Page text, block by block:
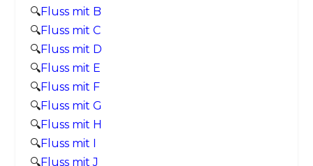
🔍Fluss mit B
🔍Fluss mit C
🔍Fluss mit D
🔍Fluss mit E
🔍Fluss mit F
🔍Fluss mit G
🔍Fluss mit H
🔍Fluss mit I
🔍Fluss mit J